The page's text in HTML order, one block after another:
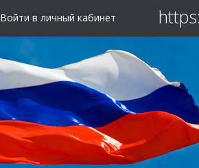
Войти в личный кабинет